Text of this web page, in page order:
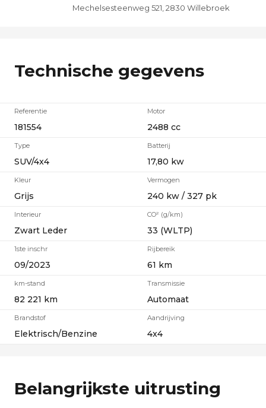
Mechelsesteenweg 521, 2830 Willebroek
Technische gegevens
Referentie
181554
Type
SUV/4x4
Kleur
Grijs
Interieur
Zwart Leder
1ste inschr
09/2023
km-stand
82 221 km
Brandstof
Elektrisch/Benzine
Motor
2488 cc
Batterij
17,80 kw
Vermogen
240 kw / 327 pk
CO² (g/km)
33 (WLTP)
Rijbereik
61 km
Transmissie
Automaat
Aandrijving
4x4
Belangrijkste uitrusting